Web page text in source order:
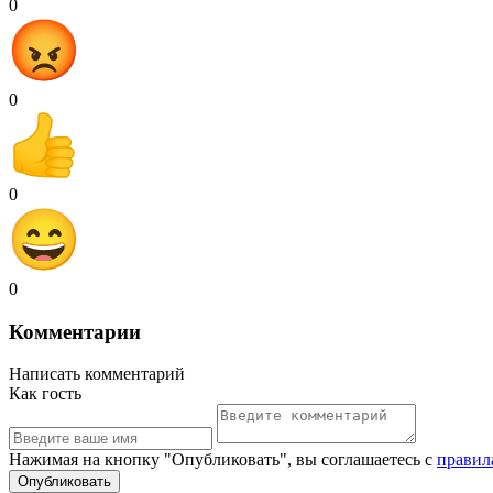
0
0
0
0
Комментарии
Написать комментарий
Как гость
Нажимая на кнопку "Опубликовать", вы соглашаетесь с